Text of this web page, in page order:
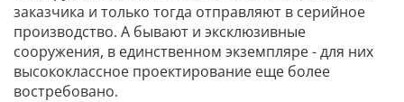
заказчика и только тогда отправляют в серийное
производство. А бывают и эксклюзивные
сооружения, в единственном экземпляре - для них
высококлассное проектирование еще более
востребовано.